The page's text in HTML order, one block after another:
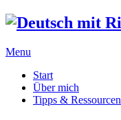
Menu
Start
Über mich
Tipps & Ressourcen